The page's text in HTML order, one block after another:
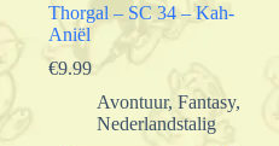
Thorgal – SC 34 – Kah-
Aniël
€9.99
Avontuur, Fantasy,
Nederlandstalig